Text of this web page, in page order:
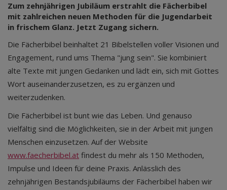
Zum zehnjährigen Jubiläum erstrahlt die Fächerbibel
mit zahlreichen neuen Methoden für die Jugendarbeit
in frischem Glanz. Jetzt Zugang sichern.
Die Fächerbibel beinhaltet 21 Bibelstellen voller Visionen und
Engagement, rund ums Thema "jung sein". Sie kombiniert
alte Texte mit jungen Gedanken und lädt ein, sich mit Gottes
Wort auseinanderzusetzen, es zu ergänzen und
weiterzudenken.
Die Fächerbibel ist bunt wie das Leben. Und genauso
vielfältig sind die Möglichkeiten, sie in der Arbeit mit jungen
Menschen einzusetzen. Auf der Website
www.faecherbibel.at findest du mehr als 150 Methoden,
Impulse und Ideen für deine Praxis. Anlässlich des
zehnjährigen Bestandsjubiläums der Fächerbibel haben wir